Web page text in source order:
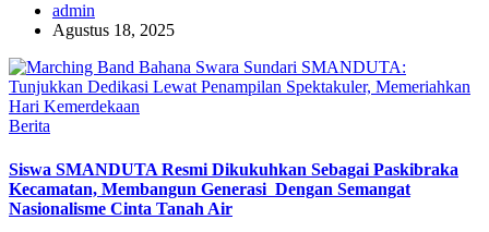
admin
Agustus 18, 2025
Berita
Siswa SMANDUTA Resmi Dikukuhkan Sebagai Paskibraka
Kecamatan, Membangun Generasi Dengan Semangat
Nasionalisme Cinta Tanah Air